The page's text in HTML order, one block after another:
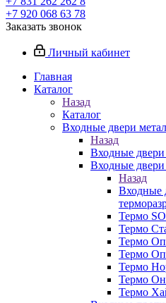
+7 920 068 63 78
Заказать звонок
Личный кабинет
Главная
Каталог
Назад
Каталог
Входные двери
Назад
Входные двери
Входные
Назад
Входные
Термо
Термо
Термо
Термо
Термо
Термо
Термо